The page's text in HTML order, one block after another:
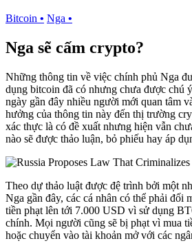
Bitcoin • Nga •
Nga sẽ cấm crypto?
Những thông tin về việc chính phủ Nga
dụng bitcoin đã có nhưng chưa được chú
ngày gần đây nhiều người mới quan tâm
hưởng của thông tin này đến thị trường
xác thực là có đề xuất nhưng hiện vẫn
nào sẽ được thảo luận, bỏ phiếu hay áp
Theo dự thảo luật được đệ trình bởi một
Nga gần đây, các cá nhân có thể phải đối
tiền phạt lên tới 7.000 USD vì sử dụng
chính. Mọi người cũng sẽ bị phạt vì mua
hoặc chuyển vào tài khoản mở với các